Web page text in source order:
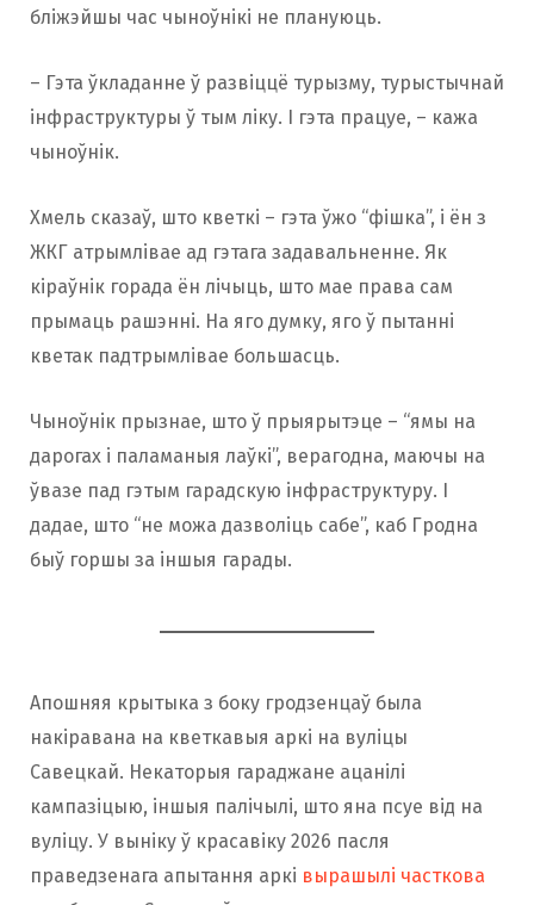
бліжэйшы час чыноўнікі не плануюць.
– Гэта ўкладанне ў развіццё турызму, турыстычнай
інфраструктуры ў тым ліку. І гэта працуе, – кажа
чыноўнік.
Хмель сказаў, што кветкі – гэта ўжо “фішка”, і ён з
ЖКГ атрымлівае ад гэтага задавальненне. Як
кіраўнік горада ён лічыць, што мае права сам
прымаць рашэнні. На яго думку, яго ў пытанні
кветак падтрымлівае большасць.
Чыноўнік прызнае, што ў прыярытэце – “ямы на
дарогах і паламаныя лаўкі”, верагодна, маючы на ​​
ўвазе пад гэтым гарадскую інфраструктуру. І
дадае, што “не можа дазволіць сабе”, каб Гродна
быў горшы за іншыя гарады.
Апошняя крытыка з боку гродзенцаў была
накіравана на кветкавыя аркі на вуліцы
Савецкай. Некаторыя гараджане ацанілі
кампазіцыю, іншыя палічылі, што яна псуе від на
вуліцу. У выніку ў красавіку 2026 пасля
праведзенага апытання аркі вырашылі часткова